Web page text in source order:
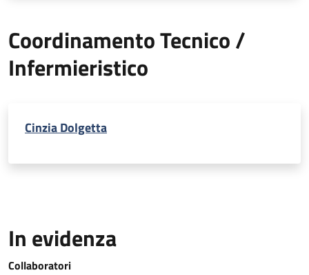
Coordinamento Tecnico /
Infermieristico
Cinzia Dolgetta
In evidenza
Collaboratori